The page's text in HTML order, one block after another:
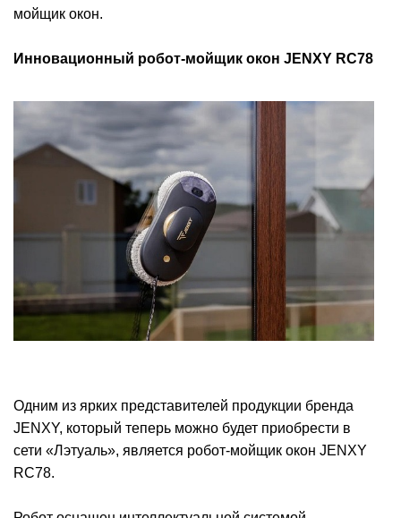
мойщик окон.
Инновационный робот-мойщик окон JENXY RC78
Одним из ярких представителей продукции бренда
JENXY, который теперь можно будет приобрести в
сети «Лэтуаль», является робот-мойщик окон JENXY
RC78.